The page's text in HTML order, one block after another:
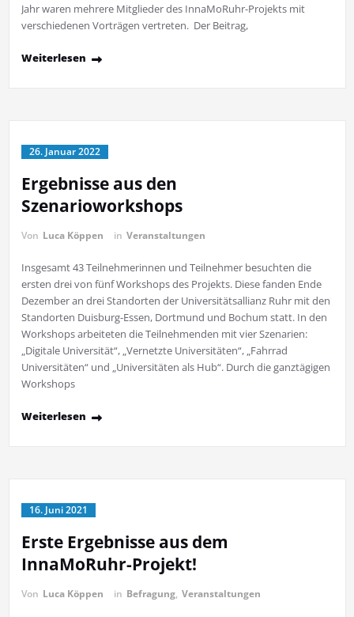
Jahr waren mehrere Mitglieder des InnaMoRuhr-Projekts mit
verschiedenen Vorträgen vertreten. Der Beitrag,
Weiterlesen
26. Januar 2022
Ergebnisse aus den
Szenarioworkshops
Von Luca Köppen in Veranstaltungen
Insgesamt 43 Teilnehmerinnen und Teilnehmer besuchten die
ersten drei von fünf Workshops des Projekts. Diese fanden Ende
Dezember an drei Standorten der Universitätsallianz Ruhr mit den
Standorten Duisburg-Essen, Dortmund und Bochum statt. In den
Workshops arbeiteten die Teilnehmenden mit vier Szenarien:
„Digitale Universität“, „Vernetzte Universitäten“, „Fahrrad
Universitäten“ und „Universitäten als Hub“. Durch die ganztägigen
Workshops
Weiterlesen
16. Juni 2021
Erste Ergebnisse aus dem
InnaMoRuhr-Projekt!
Von Luca Köppen in Befragung, Veranstaltungen